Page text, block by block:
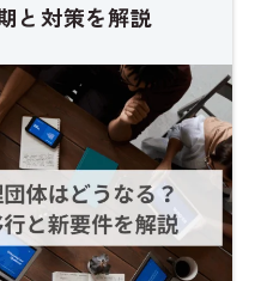
と対策を解説